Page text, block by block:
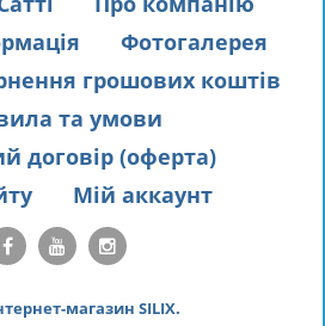
Фотогалерея
грошових коштів
та умови
договір (оферта)
Мій аккаунт
магазин SILIX.